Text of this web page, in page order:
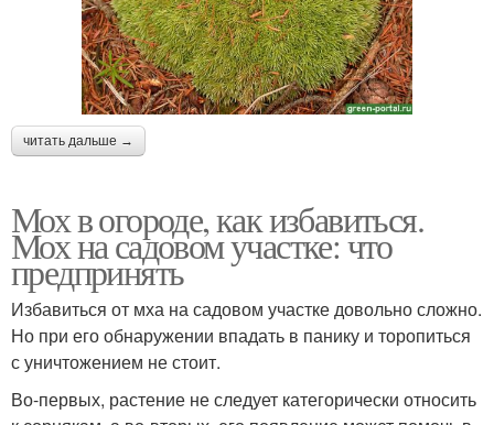
читать дальше →
Мох в огороде, как избавиться.
Мох на садовом участке: что
предпринять
Избавиться от мха на садовом участке довольно сложно.
Но при его обнаружении впадать в панику и торопиться
с уничтожением не стоит.
Во-первых, растение не следует категорически относить